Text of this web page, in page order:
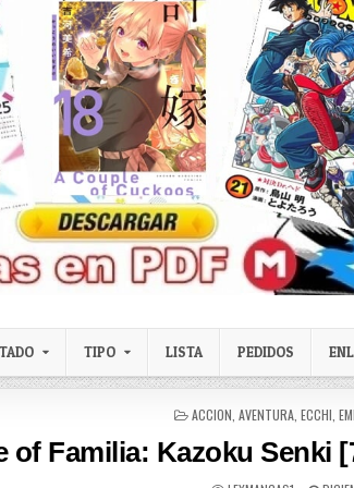
TIPO LISTA PEDIDOS
POSTED IN
ACCION ,AVENTURA ,ECCHI ,
of Familia: Kazoku Senki